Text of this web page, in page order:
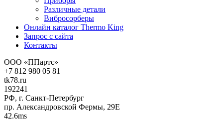
Различные детали
Вибросорберы
Онлайн каталог Thermo King
Запрос с сайта
Контакты
ООО «ППартс»
+7 812 980 05 81
tk78.ru
192241
РФ, г. Санкт-Петербург
пр. Александровской Фермы, 29Е
42.6ms